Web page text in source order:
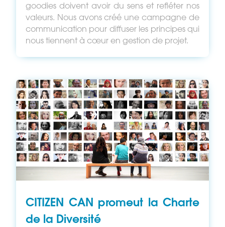
goodies doivent avoir du sens et refléter nos
valeurs. Nous avons créé une campagne de
communication pour diffuser les principes qui
nous tiennent à cœur en gestion de projet.
CITIZEN CAN promeut la Charte
de la Diversité